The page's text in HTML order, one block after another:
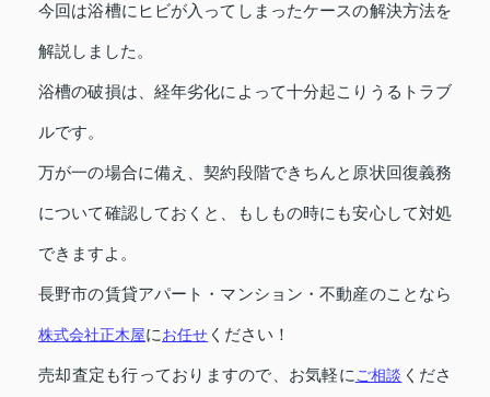
今回は浴槽にヒビが入ってしまったケースの解決方法を
解説しました。
浴槽の破損は、経年劣化によって十分起こりうるトラブ
ルです。
万が一の場合に備え、契約段階できちんと原状回復義務
について確認しておくと、もしもの時にも安心して対処
できますよ。
長野市の賃貸アパート・マンション・不動産のことなら
株式会社正木屋にお任せ ください！
売却査定も行っておりますので、お気軽にご相談 くださ